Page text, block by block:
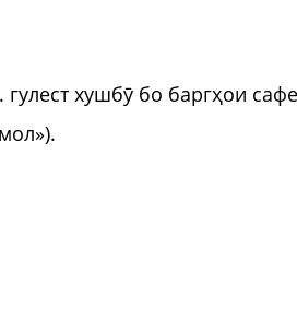
یاسمن//یاسمین 1. гулест хушбӯ бо баргҳои